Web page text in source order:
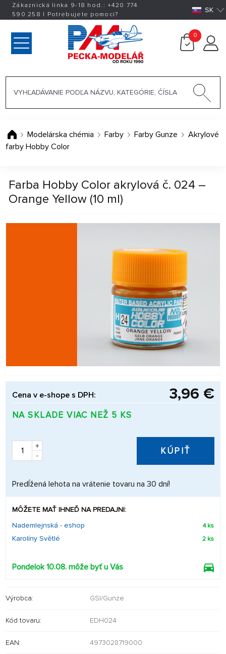
Zákaznická linka 9-18 hod.:+420 774
590 258 | Potrebujete pomoci? SK
0
Modelárska chémia Farby Farby Gunze
Akrylové
farby Hobby Color
Farba Hobby Color akrylová č. 024 –
Orange Yellow (10 ml)
Cena v e-shope s DPH: 3,96 €
NA SKLADE VIAC NEŽ 5 KS
+
-
KÚPIŤ
Predĺžená lehota na vrátenie tovaru na 30 dní!
MÔŽETE MAŤ IHNEĎ NA PREDAJNI:
Nademlejnská - eshop
4 ks
Karolíny Světlé 2 ks
Pondelok 10.08. môže byť u Vás
Výrobca: GSI/Gunze
Kód tovaru: EDH024
EAN: 4973028719000